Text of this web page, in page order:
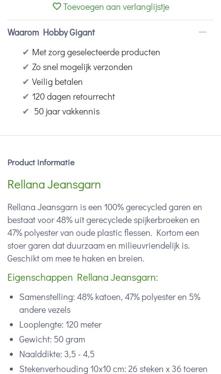
Toevoegen aan verlanglijstje
Waarom Hobby Gigant
✔ Met zorg geselecteerde producten
✔ Zo snel mogelijk verzonden
✔ Veilig betalen
✔ 120 dagen retourrecht
✔ 50 jaar vakkennis
Product informatie
Rellana Jeansgarn
Rellana Jeansgarn is een 100% gerecycled garen en
bestaat voor 48% uit gerecyclede spijkerbroeken en
47% polyester van oude plastic flessen. Kortom een
stoer garen dat duurzaam en milieuvriendelijk is.
Geschikt om mee te haken en breien.
Eigenschappen Rellana Jeansgarn:
Samenstelling: 48% katoen, 47% polyester en 5%
andere vezels
Looplengte: 120 meter
Gewicht: 50 gram
Naalddikte: 3,5 - 4,5
Stekenverhouding 10x10 cm: 26 steken x 36 toeren